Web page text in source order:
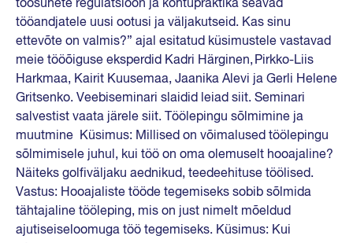
töösuhete regulatsioon ja kohtupraktika seavad
tööandjatele uusi ootusi ja väljakutseid. Kas sinu
ettevõte on valmis?” ajal esitatud küsimustele vastavad
meie tööõiguse eksperdid Kadri Härginen, Pirkko-Liis
Harkmaa, Kairit Kuusemaa, Jaanika Alevi ja Gerli Helene
Gritsenko. Veebiseminari slaidid leiad siit. Seminari
salvestist vaata järele siit. Töölepingu sõlmimine ja
muutmine Küsimus: Millised on võimalused töölepingu
sõlmimisele juhul, kui töö on oma olemuselt hooajaline?
Näiteks golfiväljaku aednikud, teedeehituse töölised.
Vastus: Hooajaliste tööde tegemiseks sobib sõlmida
tähtajaline tööleping, mis on just nimelt mõeldud
ajutiseiseloomuga töö tegemiseks. Küsimus: Kui